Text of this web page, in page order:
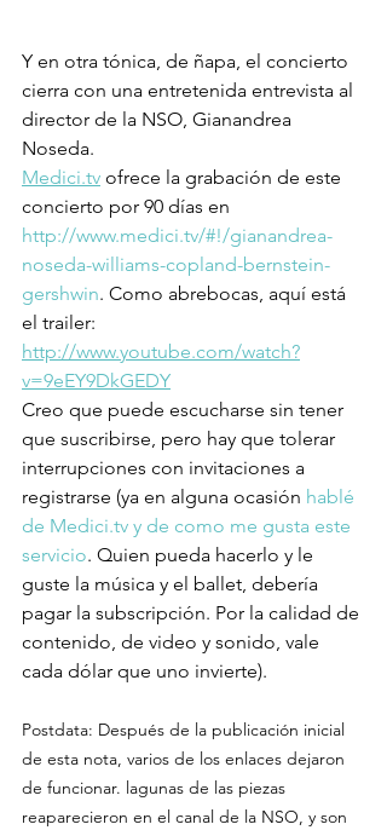
Y en otra tónica, de ñapa, el concierto
cierra con una entretenida entrevista al
director de la NSO, Gianandrea
Noseda.
Medici.tv ofrece la grabación de este
concierto por 90 días en
http://www.medici.tv/#!/gianandrea-
noseda-williams-copland-bernstein-
gershwin. Como abrebocas, aquí está
el trailer:
http://www.youtube.com/watch?
v=9eEY9DkGEDY
Creo que puede escucharse sin tener
que suscribirse, pero hay que tolerar
interrupciones con invitaciones a
registrarse (ya en alguna ocasión hablé
de Medici.tv y de como me gusta este
servicio. Quien pueda hacerlo y le
guste la música y el ballet, debería
pagar la subscripción. Por la calidad de
contenido, de video y sonido, vale
cada dólar que uno invierte).
Postdata: Después de la publicación inicial
de esta nota, varios de los enlaces dejaron
de funcionar. lagunas de las piezas
reaparecieron en el canal de la NSO, y son